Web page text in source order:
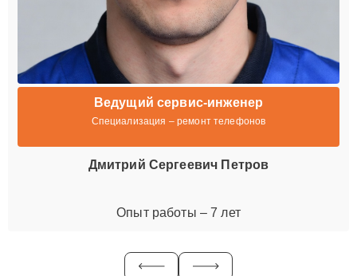
Ведущий сервис-инженер
Специализация – ремонт телефонов
Дмитрий Сергеевич Петров
Опыт работы – 7 лет